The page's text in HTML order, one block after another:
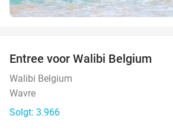
Entree voor Walibi Belgium
Walibi Belgium
Wavre
Solgt: 3.966